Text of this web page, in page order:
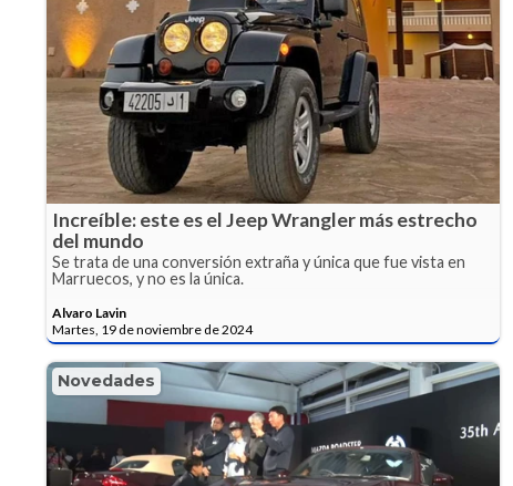
Increíble: este es el Jeep Wrangler más estrecho
del mundo
Se trata de una conversión extraña y única que fue vista en
Marruecos, y no es la única.
Alvaro Lavin
Martes, 19 de noviembre de 2024
Novedades